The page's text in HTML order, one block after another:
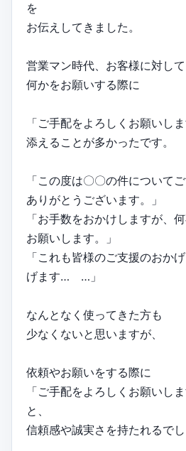
を
お伝えしてきました。
営業マン時代、お客様に対して
何かをお願いする際に
「ご手配をよろしくお願いし
添えることが多かったです。
「この度は〇〇の件について
ありがとうございます。」
「お手数をおかけしますが、
お願いします。」
「これも皆様のご支援のおか
げます… …」
なんとなく使ってきた方も
少なくないと思いますが、
依頼やお願いをする際に
「ご手配をよろしくお願いし
と、
信頼感や誠実さを持たれるでし